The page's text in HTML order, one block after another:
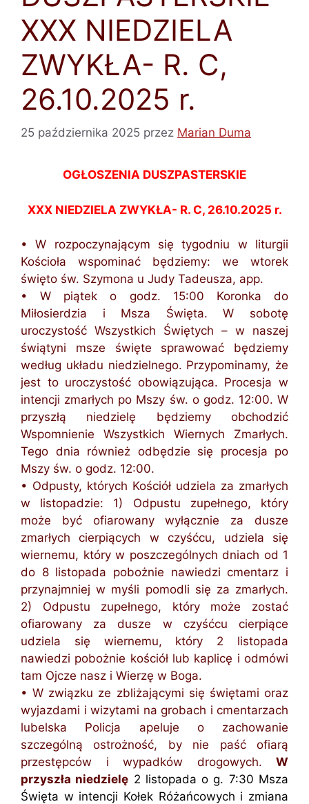
XXX NIEDZIELA
ZWYKŁA- R. C,
26.10.2025 r.
25 października 2025 przez Marian Duma
OGŁOSZENIA DUSZPASTERSKIE
XXX NIEDZIELA ZWYKŁA- R. C, 26.10.2025 r.
• W rozpoczynającym się tygodniu w liturgii
Kościoła wspominać będziemy: we wtorek
święto św. Szymona u Judy Tadeusza, app.
• W piątek o godz. 15:00 Koronka do
Miłosierdzia i Msza Święta. W sobotę
uroczystość Wszystkich Świętych – w naszej
świątyni msze święte sprawować będziemy
według układu niedzielnego. Przypominamy, że
jest to uroczystość obowiązująca. Procesja w
intencji zmarłych po Mszy św. o godz. 12:00. W
przyszłą niedzielę będziemy obchodzić
Wspomnienie Wszystkich Wiernych Zmarłych.
Tego dnia również odbędzie się procesja po
Mszy św. o godz. 12:00.
• Odpusty, których Kościół udziela za zmarłych
w listopadzie: 1) Odpustu zupełnego, który
może być ofiarowany wyłącznie za dusze
zmarłych cierpiących w czyśćcu, udziela się
wiernemu, który w poszczególnych dniach od 1
do 8 listopada pobożnie nawiedzi cmentarz i
przynajmniej w myśli pomodli się za zmarłych.
2) Odpustu zupełnego, który może zostać
ofiarowany za dusze w czyśćcu cierpiące
udziela się wiernemu, który 2 listopada
nawiedzi pobożnie kościół lub kaplicę i odmówi
tam Ojcze nasz i Wierzę w Boga.
• W związku ze zbliżającymi się świętami oraz
wyjazdami i wizytami na grobach i cmentarzach
lubelska Policja apeluje o zachowanie
szczególną ostrożność, by nie paść ofiarą
przestępców i wypadków drogowych. W
przyszła niedzielę 2 listopada o g. 7:30 Msza
Święta w intencji Kołek Różańcowych i zmiana